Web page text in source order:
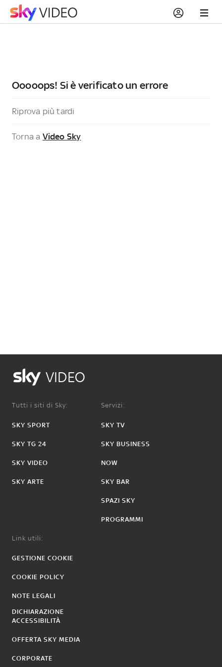
Ooooops! Si è verificato un errore
Riprova più tardi
Torna a Video Sky
VIDEO
Tutti i siti di Sky:
SKY SPORT
SKY TG 24
SKY VIDEO
SKY ARTE
Servizi:
SKY TV
SKY BUSINESS
NOW
SKY BAR
SPAZI SKY
PROGRAMMI
Link utili:
GESTIONE COOKIE
COOKIE POLICY
NOTE LEGALI
DICHIARAZIONE
ACCESSIBILITÀ
OFFERTA SKY MEDIA
CORPORATE